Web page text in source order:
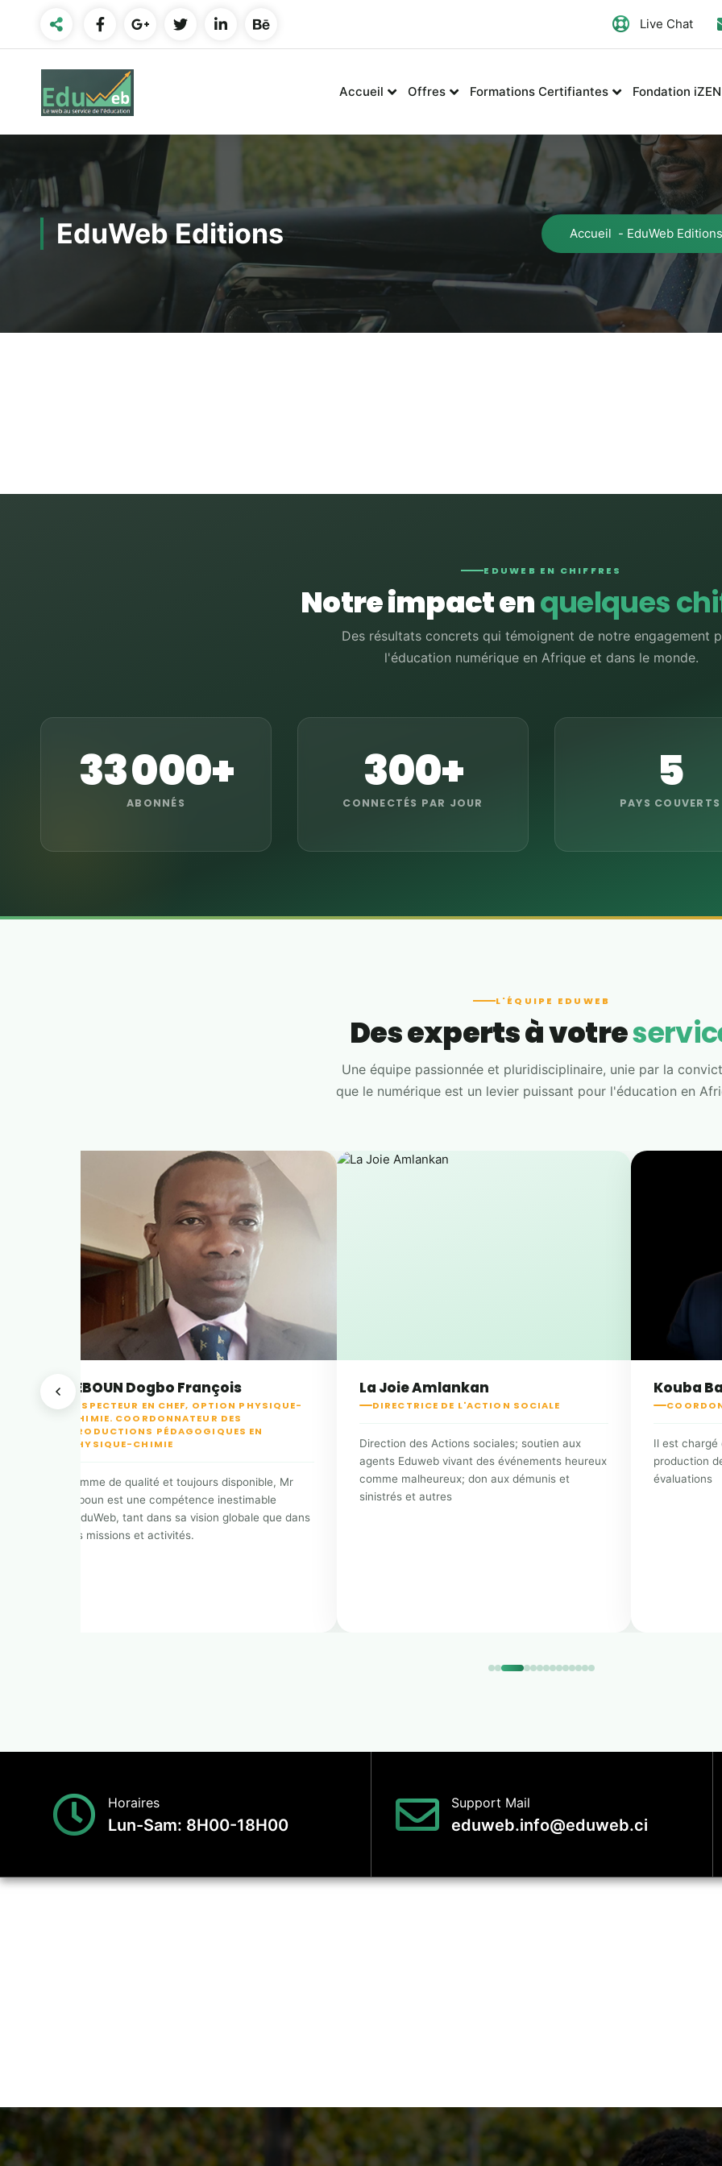
Live Chat
Accueil Offres Formations Certifiantes Fondation iZEN
EduWeb Editions Accueil - EduWeb Editions
EDUWEB EN CHIFFRES
Notre impact enquelques
Des résultats concrets qui témoignent de notre engagement
l'éducation numérique en Afrique et dans le monde.
33 000+
ABONNÉS
300+
CONNECTÉS PAR JOUR
5
PAYS COUVERTS
L'ÉQUIPE EDUWEB
Des experts à votre
Une équipe passionnée et pluridisciplinaire, unie par la
que le numérique est un levier puissant pour l'éducation en
YEBOUN Dogbo François
INSPECTEUR EN CHEF, OPTION PHYSIQUE-
CHIMIE. COORDONNATEUR DES
PRODUCTIONS PÉDAGOGIQUES EN
PHYSIQUE-CHIMIE
Homme de qualité et toujours disponible, Mr
Yéboun est une compétence inestimable
d'EduWeb, tant dans sa vision globale que dans
ses missions et activités.
La Joie Amlankan
DIRECTRICE DE L'ACTION SOCIALE
Direction des Actions sociales; soutien aux
agents Eduweb vivant des événements heureux
comme malheureux; don aux démunis et
sinistrés et autres
Kouba
Il est chargé
production
évaluations
Horaires
Lun-Sam: 8H00-18H00
Support Mail
eduweb.info@eduweb.ci